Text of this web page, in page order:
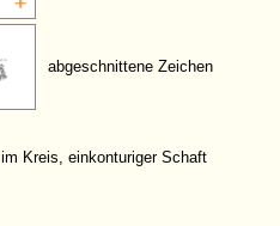
abgeschnittene Zeichen
im Kreis, einkonturiger Schaft